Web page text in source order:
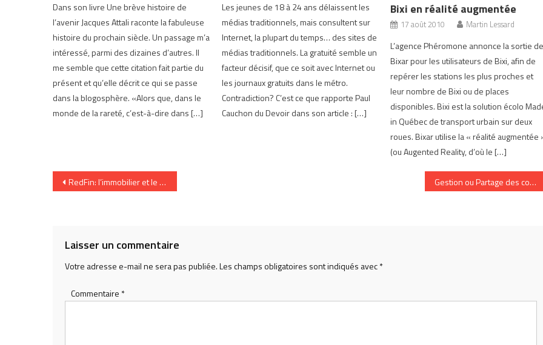
Dans son livre Une brève histoire de
l’avenir Jacques Attali raconte la fabuleuse
histoire du prochain siècle. Un passage m’a
intéressé, parmi des dizaines d’autres. Il
me semble que cette citation fait partie du
présent et qu’elle décrit ce qui se passe
dans la blogosphère. «Alors que, dans le
monde de la rareté, c’est-à-dire dans […]
Les jeunes de 18 à 24 ans délaissent les
médias traditionnels, mais consultent sur
Internet, la plupart du temps… des sites de
médias traditionnels. La gratuité semble un
facteur décisif, que ce soit avec Internet ou
les journaux gratuits dans le métro.
Contradiction? C’est ce que rapporte Paul
Cauchon du Devoir dans son article : […]
Bixi en réalité augmentée
17 août 2010 Martin Lessard
L’agence Phéromone annonce la sortie
Bixar pour les utilisateurs de Bixi, afin de
repérer les stations les plus proches et
leur nombre de Bixi ou de places
disponibles. Bixi est la solution écolo
in Québec de transport urbain sur deux
roues. Bixar utilise la « réalité augmentée
(ou Augented Reality, d’où le […]
Navigation
RedFin: l’immobilier et le virtuel Gestion ou Partage des connaissances
Laisser un commentaire
Votre adresse e-mail ne sera pas publiée.Les champs obligatoires sont indiqués avec*
Commentaire *